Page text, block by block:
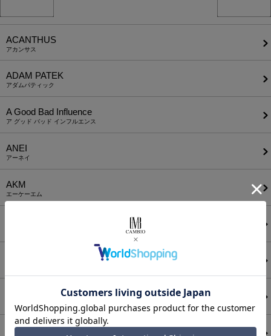
ACANTHUS
アカンサス
ADAM PATEK
アダムパティック
A Good Bad Influence
ア グッド バッド インフルエンス
ANEI
アーネイ
AKM
エーケーエム
ATTACHMENT
AUI NITE